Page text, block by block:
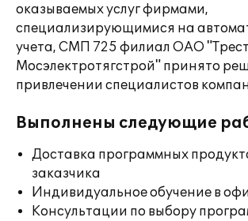
оказываемых услуг фирмами,
специализирующимися на
учета, СМП 725 филиал ОАО "Трест
Мосэлектротягстрой" принято
привлечении специалистов
Выполнены следующие
Доставка программных
заказчика
Индивидуальное обучение в
Консультации по выбору